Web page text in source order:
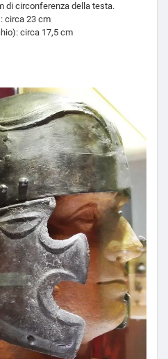
di circonferenza della testa.
circa 23 cm
circa 17,5 cm